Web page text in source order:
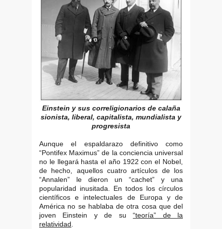
Einstein y sus correligionarios de calaña
sionista, liberal, capitalista, mundialista y
progresista
Aunque el espaldarazo definitivo como
“Pontifex Maximus” de la conciencia universal
no le llegará hasta el año 1922 con el Nobel,
de hecho, aquellos cuatro artículos de los
“Annalen” le dieron un “cachet” y una
popularidad inusitada. En todos los círculos
científicos e intelectuales de Europa y de
América no se hablaba de otra cosa que del
joven Einstein y de su“teoría” de la
relatividad